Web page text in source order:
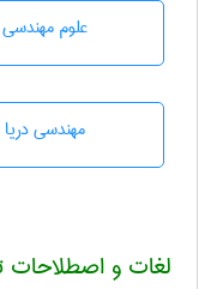
علوم مهندسی
مهندسی دریا
لغات و